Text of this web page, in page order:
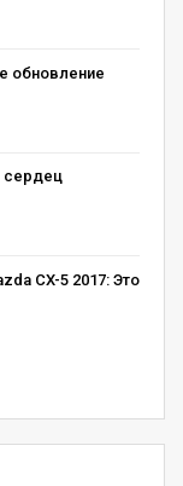
обновление
сердец
CX-5 2017: Это